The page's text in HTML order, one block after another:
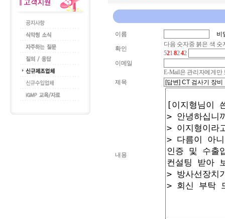
이름 비
확인
다음 숫자중 붉은 색 숫
5218242
이메일
E-Mail은 관리자에게
제목
내용